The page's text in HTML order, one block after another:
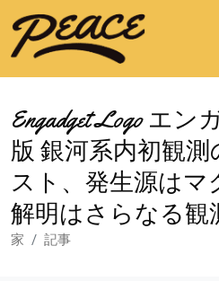
Engadget Logo エ
版 銀河系内初観
スト、発生源はマ
解明はさらなる観
家 記事